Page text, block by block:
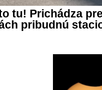
tu! Prichádza
pribudnú